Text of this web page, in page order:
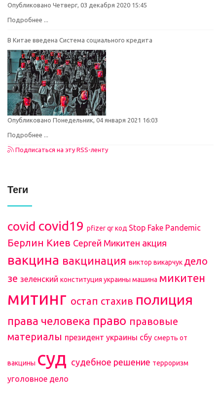
Опубликовано Четверг, 03 декабря 2020 15:45
Подробнее ...
В Китае введена Система социального кредита
Опубликовано Понедельник, 04 января 2021 16:03
Подробнее ...
Подписаться на эту RSS-ленту
Теги
covid covid19 pfizerqr код Stop Fake Pandemic
Берлин Киев Сергей Микитен акция
вакцина вакцинация виктор викарчук дело
зе зеленский конституция украины машина микитен
митинг остап стахив полиция
права человека право правовые
материалы президент украины сбу смерть от
вакцины суд судебное решение терроризм
уголовное дело